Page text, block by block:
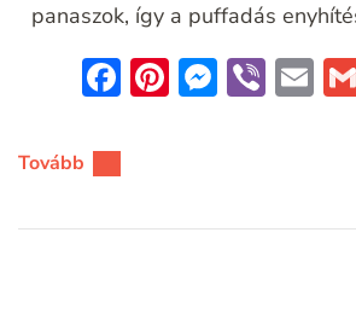
panaszok, így a puffadás
Facebook
PinterestViber
Tovább